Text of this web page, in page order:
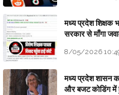
मध्य प्रदेश शिक्षक
सरकार से माँगा
8/05/2026
मध्य प्रदेश शासन
और बजट कोडिंग में